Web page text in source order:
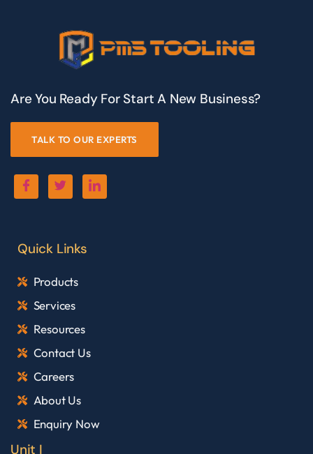
Are You Ready For Start A New Business?
TALK TO OUR EXPERTS
Quick Links
Products
Services
Resources
Contact Us
Careers
About Us
Enquiry Now
Unit I